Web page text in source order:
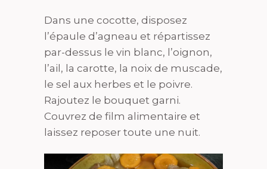
Dans une cocotte, disposez
l’épaule d’agneau et répartissez
par-dessus le vin blanc, l’oignon,
l’ail, la carotte, la noix de muscade,
le sel aux herbes et le poivre.
Rajoutez le bouquet garni.
Couvrez de film alimentaire et
laissez reposer toute une nuit.